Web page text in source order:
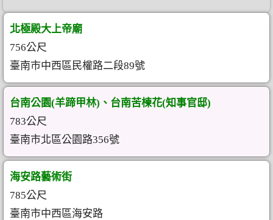
北極殿大上帝廟
756公尺
臺南市中西區民權路二段89號
台南公園(羊蹄甲林)、台南苦楝花(知事官邸)
783公尺
臺南市北區公園路356號
海安路藝術街
785公尺
臺南市中西區海安路